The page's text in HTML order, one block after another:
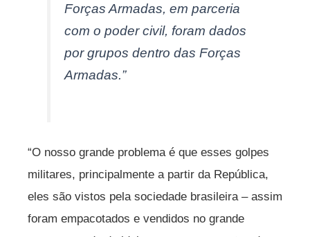
Forças Armadas, em parceria
com o poder civil, foram dados
por grupos dentro das Forças
Armadas.”
“O nosso grande problema é que esses golpes
militares, principalmente a partir da República,
eles são vistos pela sociedade brasileira – assim
foram empacotados e vendidos no grande